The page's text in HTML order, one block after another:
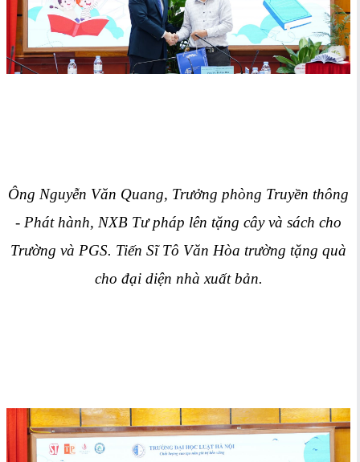
Ông Nguyễn Văn Quang, Trưởng phòng Truyền thông
- Phát hành, NXB Tư pháp lên tặng cây và sách cho
Trường và PGS. Tiến Sĩ Tô Văn Hòa trường tặng quà
cho đại diện nhà xuất bản.